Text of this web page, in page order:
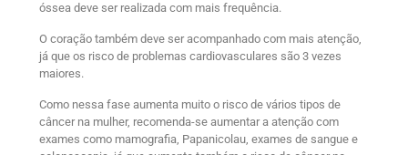
óssea deve ser realizada com mais frequência.
O coração também deve ser acompanhado com mais atenção,
já que os risco de problemas cardiovasculares são 3 vezes
maiores.
Como nessa fase aumenta muito o risco de vários tipos de
câncer na mulher, recomenda-se aumentar a atenção com
exames como mamografia, Papanicolau, exames de sangue e